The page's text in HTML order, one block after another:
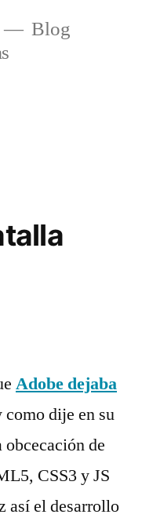
Blog
Adobe dejaba
como dije en su
de
CSS3 y JS
así el desarrollo